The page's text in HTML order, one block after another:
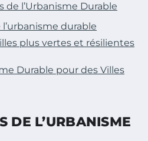
de l’Urbanisme Durable
durable
plus vertes et résilientes
Durable pour des Villes
DE L’URBANISME